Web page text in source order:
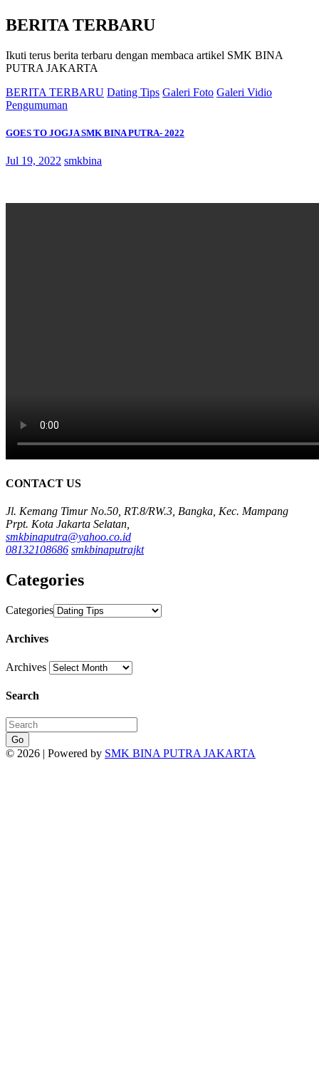
BERITA TERBARU
Ikuti terus berita terbaru dengan membaca artikel SMK BINA
PUTRA JAKARTA
BERITA TERBARU Dating Tips Galeri Foto Galeri Vidio
Pengumuman
GOES TO JOGJA SMK BINA PUTRA- 2022
Jul 19, 2022 smkbina
CONTACT US
Jl. Kemang Timur No.50, RT.8/RW.3, Bangka, Kec. Mampang
Prpt. Kota Jakarta Selatan,
smkbinaputra@yahoo.co.id
08132108686 smkbinaputrajkt
Categories
Categories
Archives
Archives
Search
Go
© 2026 | Powered by SMK BINA PUTRA JAKARTA